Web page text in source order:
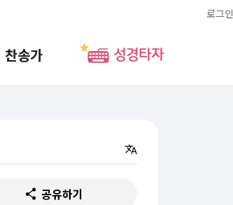
로그인
찬송가 성경타자
공유하기